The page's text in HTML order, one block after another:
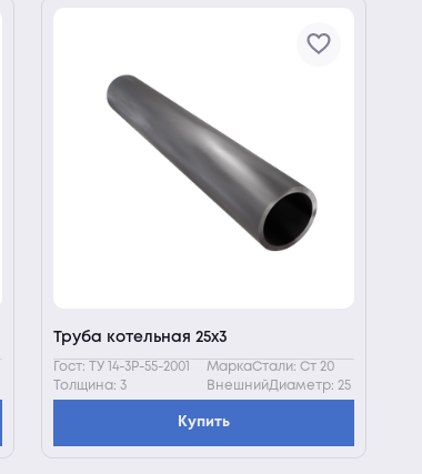
Труба котельная 25х3
Гост: ТУ 14-3Р-55-2001
МаркаСтали: Ст 20
Толщина: 3
ВнешнийДиаметр: 25
Купить